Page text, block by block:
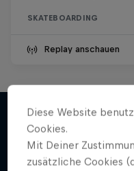
SKATEBOARDING
Replay anschauen
Mehr davon
Diese Website
Cookies.
Mit Deiner
zusätzliche Cookies